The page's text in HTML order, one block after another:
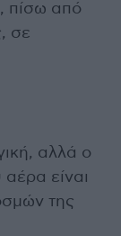
πίσω από
σε
αλλά ο
είναι
της